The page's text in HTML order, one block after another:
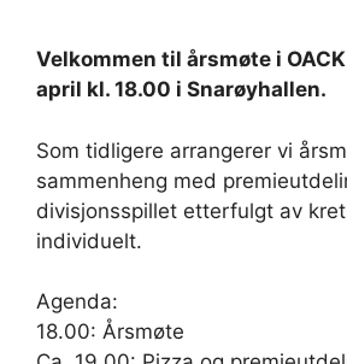
Velkommen til årsmøte i
april kl. 18.00 i Snarøyhallen.
Som tidligere arrangerer vi
sammenheng med
divisjonsspillet etterfulgt av
individuelt.
Agenda:
18.00: Årsmøte